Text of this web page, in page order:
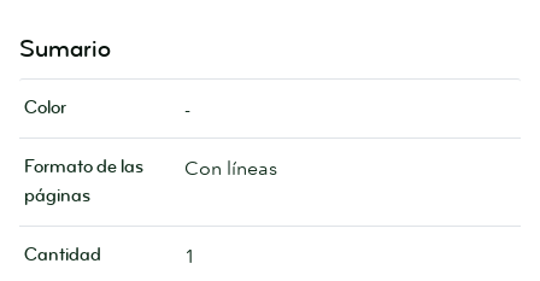
Sumario
Color -
Formato de las
páginas
Con líneas
Cantidad 1